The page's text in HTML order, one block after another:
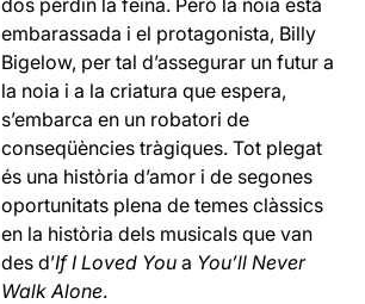
embarassada i el protagonista, Billy
Bigelow, per tal d’assegurar un futur a
la noia i a la criatura que espera,
s’embarca en un robatori de
conseqüències tràgiques. Tot plegat
és una història d’amor i de segones
oportunitats plena de temes clàssics
en la història dels musicals que van
des d’If I Loved You a You’ll Never
Walk Alone.